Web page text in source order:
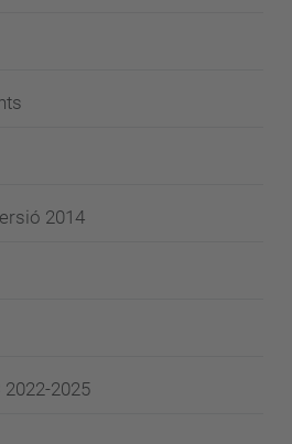
2014
2022-2025